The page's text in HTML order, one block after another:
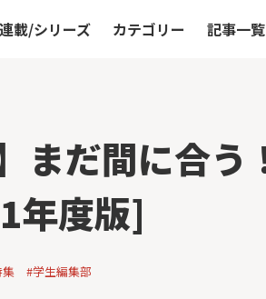
連載/シリーズ カテゴリー 記事一覧
】まだ間に合
年度版]
#学生編集部